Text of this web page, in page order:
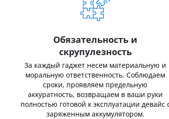
Обязательность и
скрупулезность
За каждый гаджет несем материальную и
моральную ответственность. Соблюдаем
сроки, проявляем предельную
аккуратность, возвращаем в ваши руки
полностью готовой к эксплуатации девайс
заряженным аккумулятором.